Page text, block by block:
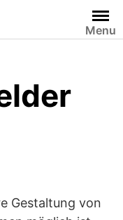
Menu
Gestaltung von